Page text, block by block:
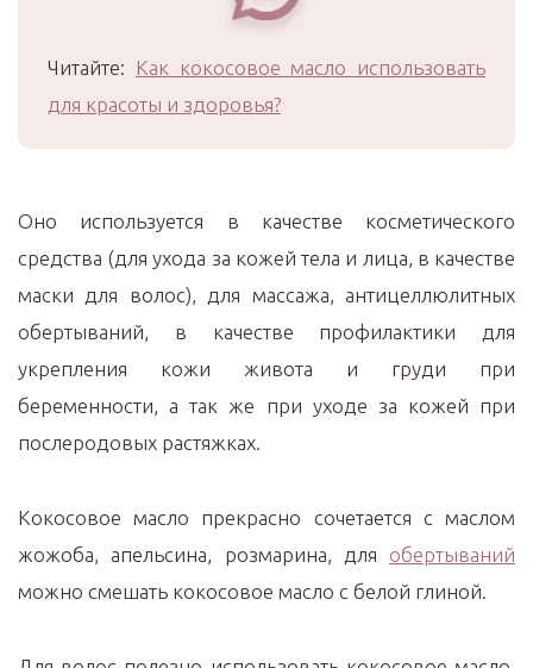
Читайте:
Как кокосовое масло использовать
для красоты и здоровья?
Оно используется в качестве косметического
средства (для ухода за кожей тела и лица, в качестве
маски для волос), для массажа, антицеллюлитных
обертываний, в качестве профилактики для
укрепления кожи живота и груди при
беременности, а так же при уходе за кожей при
послеродовых растяжках.
Кокосовое масло прекрасно сочетается с маслом
жожоба, апельсина, розмарина, для обертываний
можно смешать кокосовое масло с белой глиной.